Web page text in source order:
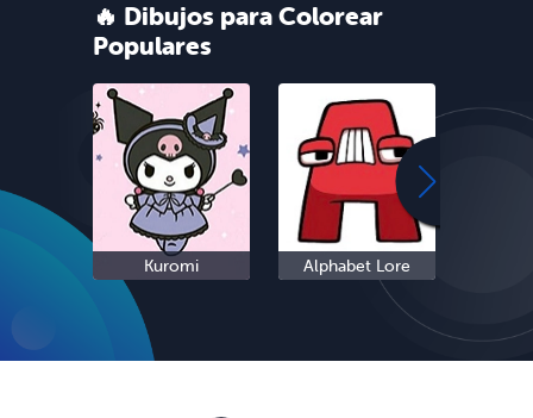
🔥 Dibujos para Colorear
Populares
Kuromi Alphabet Lore